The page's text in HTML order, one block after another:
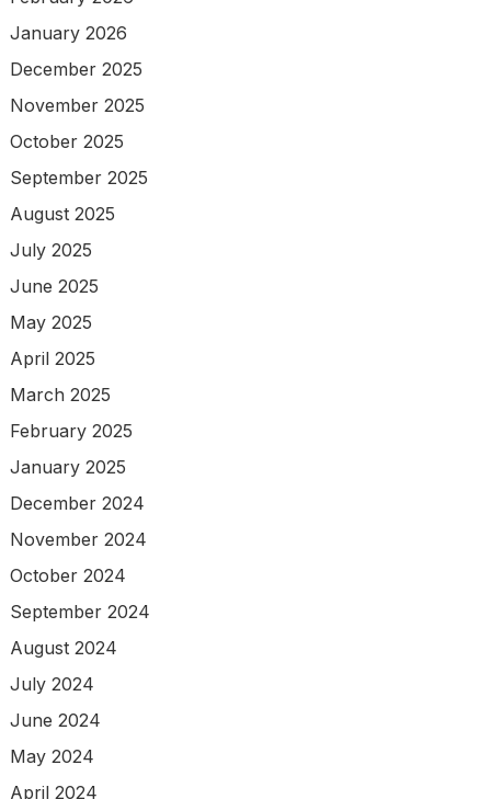
January 2026
December 2025
November 2025
October 2025
September 2025
August 2025
July 2025
June 2025
May 2025
April 2025
March 2025
February 2025
January 2025
December 2024
November 2024
October 2024
September 2024
August 2024
July 2024
June 2024
May 2024
April 2024